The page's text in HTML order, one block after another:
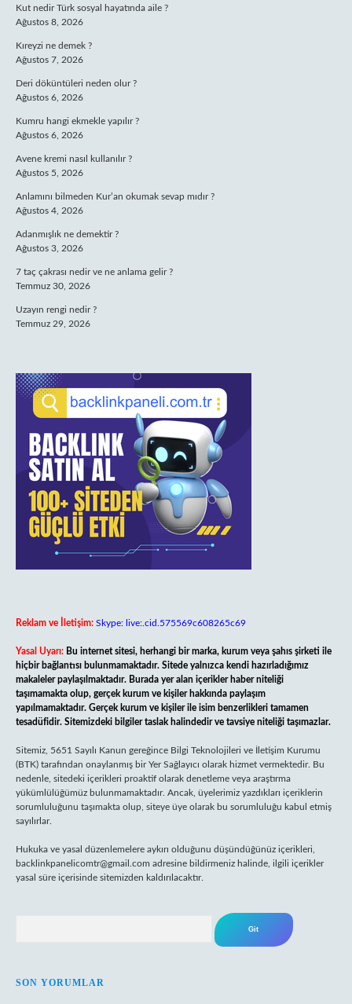
Kut nedir Türk sosyal hayatında aile ?
Ağustos 8, 2026
Kıreyzi ne demek ?
Ağustos 7, 2026
Deri döküntüleri neden olur ?
Ağustos 6, 2026
Kumru hangi ekmekle yapılır ?
Ağustos 6, 2026
Avene kremi nasıl kullanılır ?
Ağustos 5, 2026
Anlamını bilmeden Kur’an okumak sevap mıdır ?
Ağustos 4, 2026
Adanmışlık ne demektir ?
Ağustos 3, 2026
7 taç çakrası nedir ve ne anlama gelir ?
Temmuz 30, 2026
Uzayın rengi nedir ?
Temmuz 29, 2026
Reklam ve İletişim: Skype: live:.cid.575569c608265c69
Yasal Uyarı: Bu internet sitesi, herhangi bir marka, kurum veya şahıs şirketi ile
hiçbir bağlantısı bulunmamaktadır. Sitede yalnızca kendi hazırladığımız
makaleler paylaşılmaktadır. Burada yer alan içerikler haber niteliği
taşımamakta olup, gerçek kurum ve kişiler hakkında paylaşım
yapılmamaktadır. Gerçek kurum ve kişiler ile isim benzerlikleri tamamen
tesadüfidir. Sitemizdeki bilgiler taslak halindedir ve tavsiye niteliği taşımazlar.
Sitemiz, 5651 Sayılı Kanun gereğince Bilgi Teknolojileri ve İletişim Kurumu
(BTK) tarafından onaylanmış bir Yer Sağlayıcı olarak hizmet vermektedir. Bu
nedenle, sitedeki içerikleri proaktif olarak denetleme veya araştırma
yükümlülüğümüz bulunmamaktadır. Ancak, üyelerimiz yazdıkları içeriklerin
sorumluluğunu taşımakta olup, siteye üye olarak bu sorumluluğu kabul etmiş
sayılırlar.
Hukuka ve yasal düzenlemelere aykırı olduğunu düşündüğünüz içerikleri,
backlinkpanelicomtr@gmail.com adresine bildirmeniz halinde, ilgili içerikler
yasal süre içerisinde sitemizden kaldırılacaktır.
SON YORUMLAR